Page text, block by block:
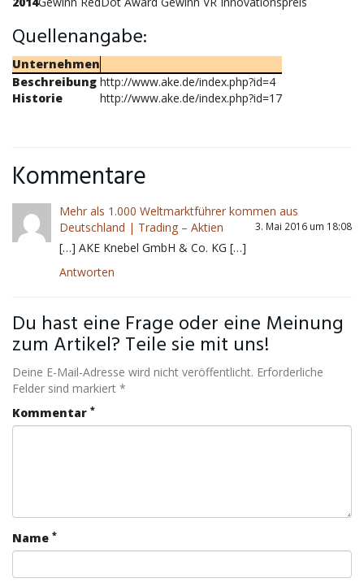
Quellenangabe:
Unternehmen
Beschreibung http://www.ake.de/index.php?id=4
Historie
http://www.ake.de/index.php?id=17
Kommentare
Mehr als 1.000 Weltmarktführer kommen aus
Deutschland | Trading – Aktien
3. Mai 2016 um 18:08
[…] AKE Knebel GmbH & Co. KG […]
Antworten
Du hast eine Frage oder eine Meinung
zum Artikel? Teile sie mit uns!
Deine E-Mail-Adresse wird nicht veröffentlicht. Erforderliche
Felder sind markiert *
Kommentar *
Name *